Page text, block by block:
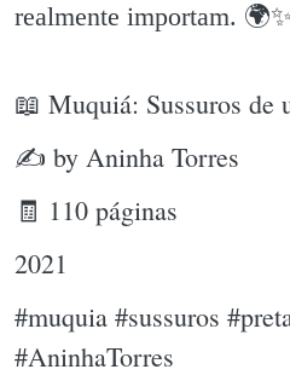
realmente importam. 🌍✨️
📖 Muquiá: Sussuros de
✍ by Aninha Torres
🧾 110 páginas
2021
#muquia #sussuros
#AninhaTorres